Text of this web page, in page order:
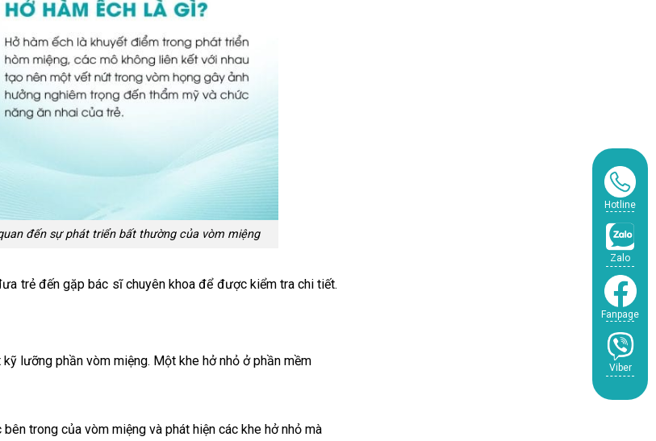
đến sự phát triển bất thường của vòm miệng
trẻ đến gặp bác sĩ chuyên khoa để được kiểm tra chi tiết.
lưỡng phần vòm miệng. Một khe hở nhỏ ở phần mềm
trong của vòm miệng và phát hiện các khe hở nhỏ mà
Hotline
Zalo
Fanpage
Viber